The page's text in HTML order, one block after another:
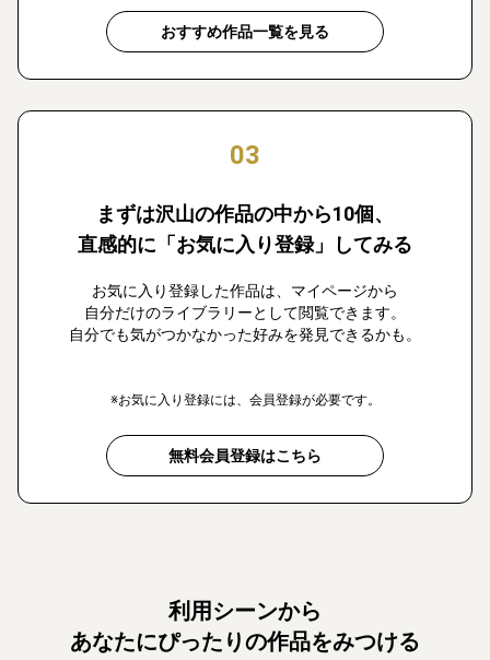
おすすめ作品一覧を見る
03
まずは沢山の作品の中から10個、
直感的に「お気に入り登録」してみる
お気に入り登録した作品は、マイページから
自分だけのライブラリーとして閲覧できます。
自分でも気がつかなかった好みを発見できるかも。
※お気に入り登録には、会員登録が必要です。
無料会員登録はこちら
利用シーンから
あなたにぴったりの作品をみつける